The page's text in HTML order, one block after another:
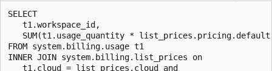
SELECT
   t1.workspace_id,
SUM(t1.usage_quantity *
FROM system.billing.usage t1
INNER JOIN system.billing.list_prices on
   t1.cloud = list_prices.cloud and